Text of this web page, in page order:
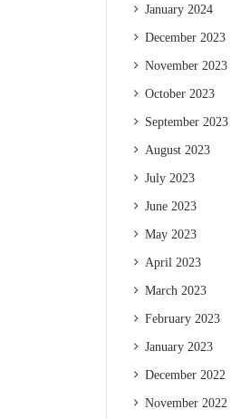
January 2024
December 2023
November 2023
October 2023
September 2023
August 2023
July 2023
June 2023
May 2023
April 2023
March 2023
February 2023
January 2023
December 2022
November 2022